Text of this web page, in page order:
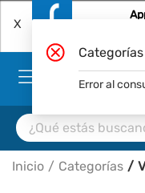
X
Inicio Categorías
Categorías
Error al